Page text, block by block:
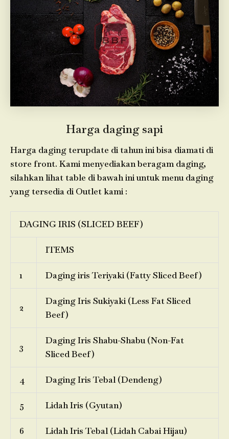
Harga daging sapi
Harga daging terupdate di tahun ini bisa diamati di
store front. Kami menyediakan beragam daging,
silahkan lihat table di bawah ini untuk menu daging
yang tersedia di Outlet kami :
DAGING IRIS (SLICED BEEF)
ITEMS
1 Daging iris Teriyaki (Fatty Sliced Beef)
2
Daging Iris Sukiyaki (Less Fat Sliced
Beef)
3
Daging Iris Shabu-Shabu (Non-Fat
Sliced Beef)
4 Daging Iris Tebal (Dendeng)
5 Lidah Iris (Gyutan)
6 Lidah Iris Tebal (Lidah Cabai Hijau)